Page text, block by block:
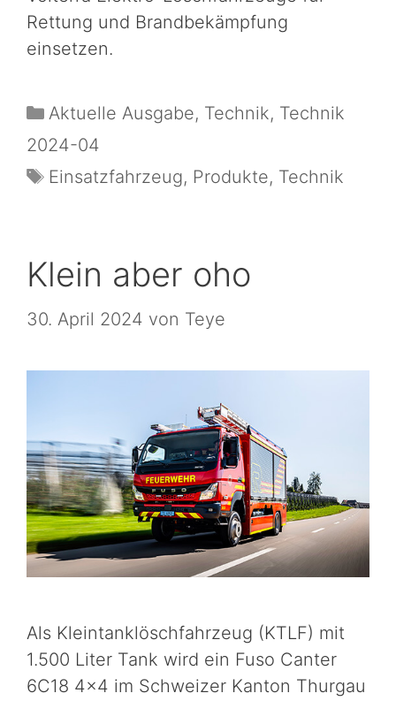
Rettung und Brandbekämpfung
einsetzen.
Aktuelle Ausgabe, Technik, Technik
2024-04
Einsatzfahrzeug, Produkte, Technik
Klein aber oho
30. April 2024 von Teye
Als Kleintanklöschfahrzeug (KTLF) mit
1.500 Liter Tank wird ein Fuso Canter
6C18 4×4 im Schweizer Kanton Thurgau